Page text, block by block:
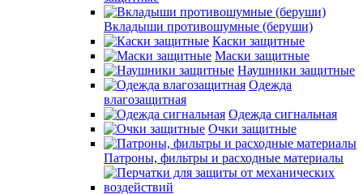
Вкладыши противошумные (беруши)
Каски защитные
Маски защитные
Наушники защитные
Одежда
влагозащитная
Одежда сигнальная
Очки защитные
Патроны, фильтры и расходные материалы